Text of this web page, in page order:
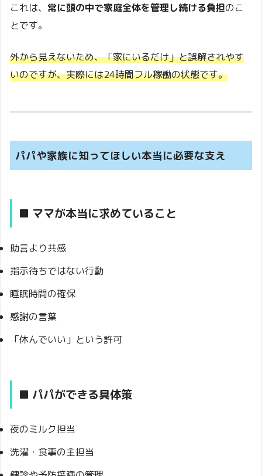
これは、 常に頭の中で家庭全体を管理し続ける負担のこ
とです。
外から見えないため、「家にいるだけ」と誤解されやす
いのですが、実際には24時間フル稼働の状態です。
パパや家族に知ってほしい本当に必要な支え
■ ママが本当に求めていること
助言より共感
指示待ちではない行動
睡眠時間の確保
感謝の言葉
「休んでいい」という許可
■ パパができる具体策
夜のミルク担当
洗濯・食事の主担当